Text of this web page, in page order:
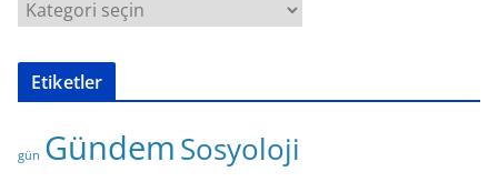
t
Etiketler
gün GündemSosyoloji